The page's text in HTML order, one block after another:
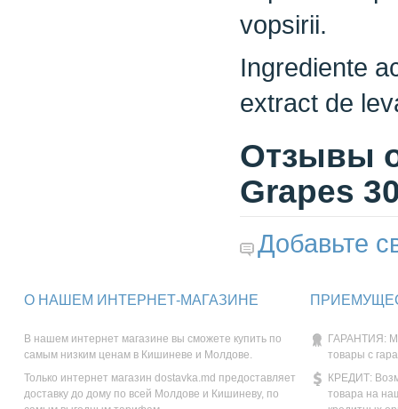
vopsirii.
Ingrediente
extract de
Отзывы
Grapes
Добавьте
О НАШЕМ ИНТЕРНЕТ-МАГАЗИНЕ
В нашем интернет магазине вы сможете купить по
самым низким ценам в Кишиневе и Молдове.
Только интернет магазин dostavka.md предоставляет
доставку до дому по всей Молдове и Кишиневу, по
ГАРАНТИЯ:
товары с
КРЕДИТ:
товара на